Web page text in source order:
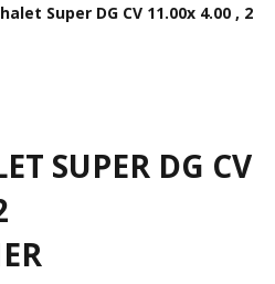
Super DG CV 11.00x 4.00 , 2
SUPER DG CV